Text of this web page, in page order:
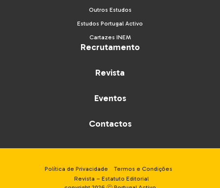
Outros Estudos
Estudos Portugal Activo
Cartazes INEM
Recrutamento
Revista
Eventos
Contactos
Política de Privacidade
Termos e Condições
Revista – Estatuto Editorial